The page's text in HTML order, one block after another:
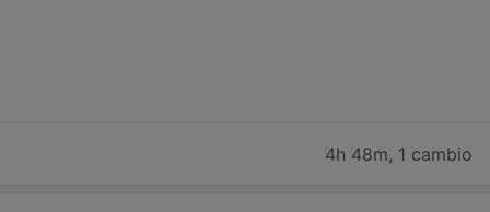
4h 48m, 1 cambio